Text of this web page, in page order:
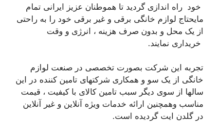
خود راه اندازی گردید تا هموطنان عزیز ایرانی تمام
مایحتاج لوازم خانگی برقی و غیر برقی خود را به راحتی
از یک محل و بدون صرف هزینه ، انرژی و وقت
خریداری نمایند.
تجربه این شرکت بصورت تخصصی در صنعت لوازم
خانگی از یک سو و همکاری شرکتهای تامین کننده در این
سالها از سوی دیگر سبب تامین کالای با کیفیت ، قیمت
مناسب وهمچنین ارائه خدمات ویژه آنلاین و غیر آنلاین
در گلدن ایت گردیده است.